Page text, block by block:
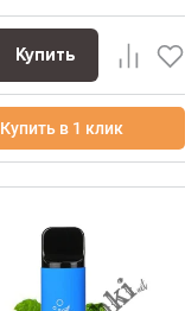
Купить
Купить в 1 клик